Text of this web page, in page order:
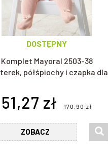
DOSTĘPNY
Komplet Mayoral 2503-38
półśpiochy i czapka dla
51,27 zł 170,90 zł
ZOBACZ